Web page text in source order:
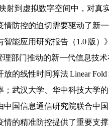
射到虚拟数字空间中，对
情防控的迫切需要驱动了新
智能应用研究报告（1.0 版
理部门推动的新一代信息技
的线性时间算法 Linear
武汉大学、华中科技大学
国信息通信研究院联合中
情的精准防控提供了重要支